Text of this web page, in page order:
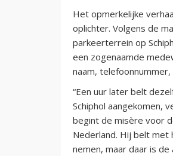
Het opmerkelijke
oplichter. Volgens de
parkeerterrein op
een zogenaamde
naam,
“Een uur later belt
Schiphol aangekomen,
begint de misère voor
Nederland. Hij belt met
nemen, maar daar is